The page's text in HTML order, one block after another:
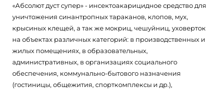
«Абсолют дуст супер» - инсектоакарицидное средство для
уничтожения синантропных тараканов, клопов, мух,
крысиных клещей, а так же мокриц, чешуйниц, уховерток
на объектах различных категорий: в производственных и
жилых помещениях, в образовательных,
административных, в организациях социального
обеспечения, коммунально-бытового назначения
(гостиницы, общежития, спорткомплексы и др.),